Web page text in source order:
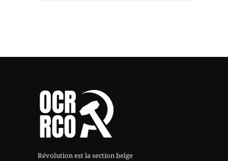
Révolution est la section belge